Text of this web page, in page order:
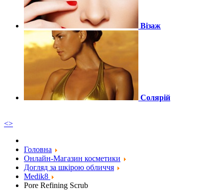
Візаж
Солярій
<>
Головна
Онлайн-Магазин косметики
Догляд за шкірою обличчя
Medik8
Pore Refining Scrub